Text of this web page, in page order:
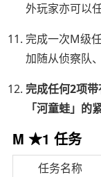
外玩家亦可以
完成一次M级
加随从侦察队
完成任何2项
「河童蛙」的
M ★1 任务
任务名称